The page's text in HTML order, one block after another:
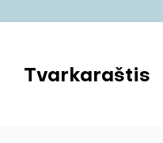
Tvarkaraštis